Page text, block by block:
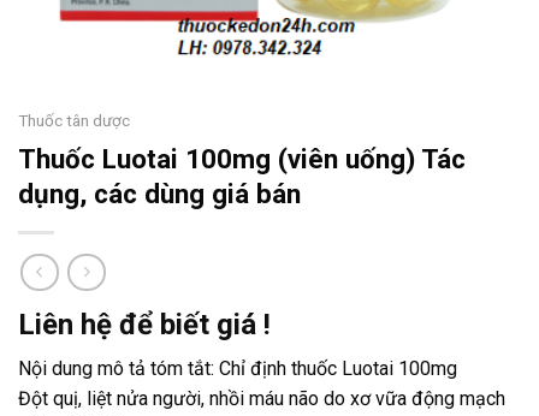
Thuốc tân dược
Thuốc Luotai 100mg (viên uống) Tác
dụng, các dùng giá bán
Liên hệ để biết giá !
Nội dung mô tả tóm tắt: Chỉ định thuốc Luotai 100mg
Đột quị, liệt nửa người, nhồi máu não do xơ vữa động mạch